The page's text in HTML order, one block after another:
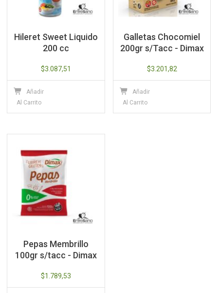
Hileret Sweet Liquido
200 cc
$3.087,51
Añadir
Al Carrito
Galletas Chocomiel
200gr s/Tacc - Dimax
$3.201,82
Añadir
Al Carrito
Pepas Membrillo
100gr s/tacc - Dimax
$1.789,53